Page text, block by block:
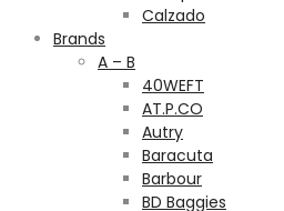
Calzado
Brands
A – B
40WEFT
AT.P.CO
Autry
Baracuta
Barbour
BD Baggies